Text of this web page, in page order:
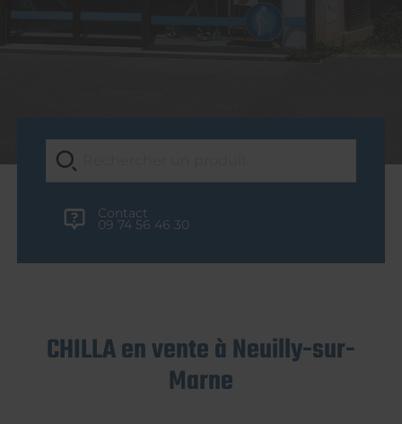
Contact
09 74 56 46 30
CHILLA en vente à Neuilly-sur-
Marne